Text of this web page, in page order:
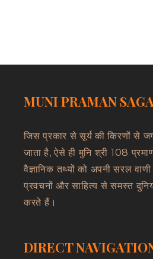
MUNI PRAMAN
जिस प्रकार से सूर्य की किरणों से
जाता है, ऐसे ही मुनि श्री 108
वैज्ञानिक तथ्यों को अपनी सरल
प्रवचनों और साहित्य से समस्त
करते हैं।
DIRECT